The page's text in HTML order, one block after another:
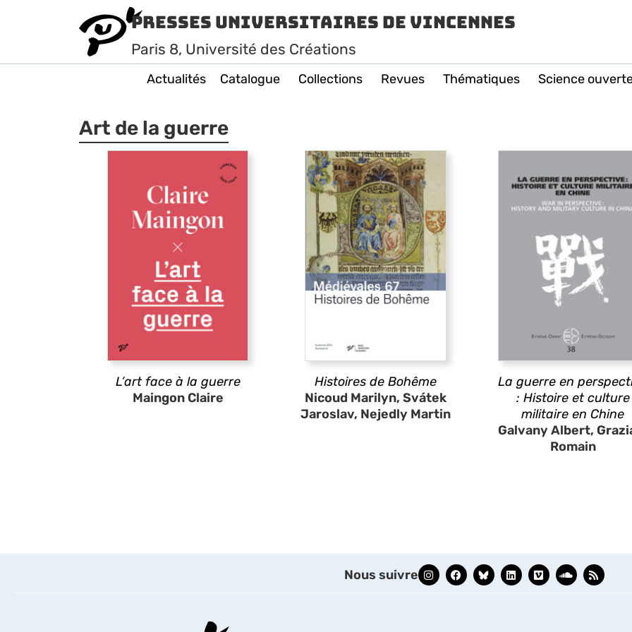
Presses Universitaires de Vincennes
Paris 8, Université des Créations
Actualités Catalogue Collections Revues Thématiques Science
Art de la guerre
L’art face à la guerre
Maingon Claire
Histoires de Bohême
Nicoud Marilyn, Svátek
Jaroslav, Nejedly Martin
La guerre en
: Histoire et culture
militaire en Chine
Galvany Albert,
Romain
Nous suivre